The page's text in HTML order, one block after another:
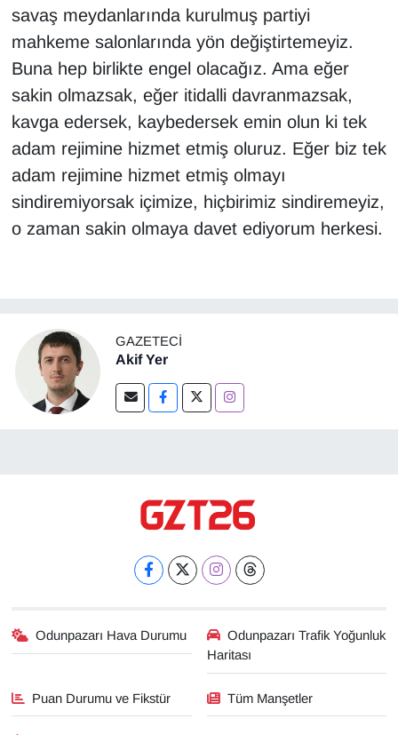
savaş meydanlarında kurulmuş partiyi
mahkeme salonlarında yön değiştirtemeyiz.
Buna hep birlikte engel olacağız. Ama eğer
sakin olmazsak, eğer itidalli davranmazsak,
kavga edersek, kaybedersek emin olun ki tek
adam rejimine hizmet etmiş oluruz. Eğer biz tek
adam rejimine hizmet etmiş olmayı
sindiremiyorsak içimize, hiçbirimiz sindiremeyiz,
o zaman sakin olmaya davet ediyorum herkesi.
GAZETECI
Akif Yer
Odunpazarı Hava Durumu
Odunpazarı Trafik Yoğunluk
Haritası
Puan Durumu ve Fikstür Tüm Manşetler